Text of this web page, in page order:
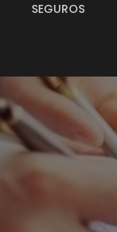
SEGUROS